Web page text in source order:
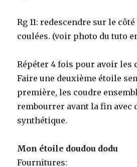
Rg 11: redescendre sur le
coulées. (voir photo du tuto
Répéter 4 fois pour avoir les
Faire une deuxième étoile
première, les coudre
rembourrer avant la fin avec
synthétique.
Mon étoile doudou dodu
Fournitures: